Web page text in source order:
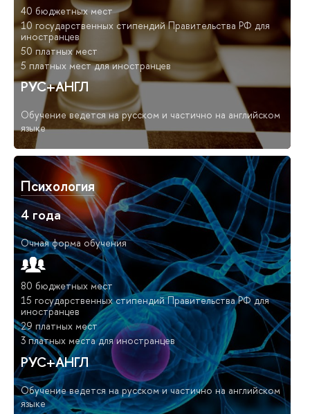
40 бюджетных мест
10 государственных стипендий Правительства РФ для
иностранцев
50 платных мест
5 платных мест для иностранцев
РУС+АНГЛ
Обучение ведется на русском и частично на английском
языке
Психология
4 года
Очная форма обучения
80 бюджетных мест
15 государственных стипендий Правительства РФ для
иностранцев
29 платных мест
3 платных места для иностранцев
РУС+АНГЛ
Обучение ведется на русском и частично на английском
языке